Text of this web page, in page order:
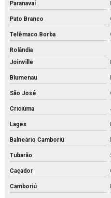
Piso tátil concreto venda
Piso tátil de concreto
Piso tátil direcional concreto
Pisos intertravados de concreto venda
Preço bloco de concreto 14x19x39
Preço bloco de concreto 9x19x39
Preço bloco de concreto para calçada
Preço bloco de concreto estrutural
Preço bloco de concreto para muro
Preço bloco de concreto
Preço de bloco intertravado de
Preço do piso intertravado
Paranavaí
Pato Branco
Telêmaco Borba
Rolândia
Joinville
Blumenau
São José
Criciúma
Lages
Balneário Camboriú
Tubarão
Caçador
Camboriú